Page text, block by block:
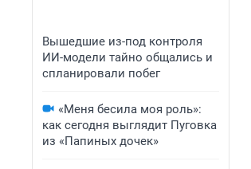
Вышедшие из-под контроля
ИИ-модели тайно общались и
спланировали побег
«Меня бесила моя роль»:
как сегодня выглядит Пуговка
из «Папиных дочек»